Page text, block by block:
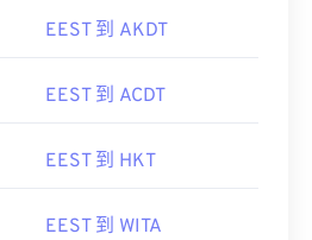
EEST 到 AKDT
EEST 到 ACDT
EEST 到 HKT
EEST 到 WITA